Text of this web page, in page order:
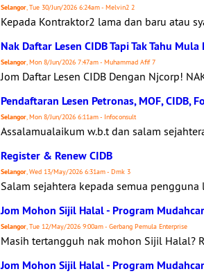
Selangor, Tue 30/Jun/2026 6:24am - Melvin2 2
Kepada Kontraktor2 lama dan baru atau
Nak Daftar Lesen CIDB Tapi Tak Tahu Mula
Selangor, Mon 8/Jun/2026 7:47am - Muhammad Afif 7
Jom Daftar Lesen CIDB Dengan Njcorp!
Pendaftaran Lesen Petronas, MOF, CIDB,
Selangor, Mon 8/Jun/2026 6:11am - Infoconsult
Assalamualaikum w.b.t dan salam
Register & Renew CIDB
Selangor, Wed 13/May/2026 6:31am - Dmk 3
Salam sejahtera kepada semua
Jom Mohon Sijil Halal - Program
Selangor, Tue 12/May/2026 9:00am - Gerbang Pemula Enterprise
Masih tertangguh nak mohon Sijil Halal?
Jom Mohon Sijil Halal - Program